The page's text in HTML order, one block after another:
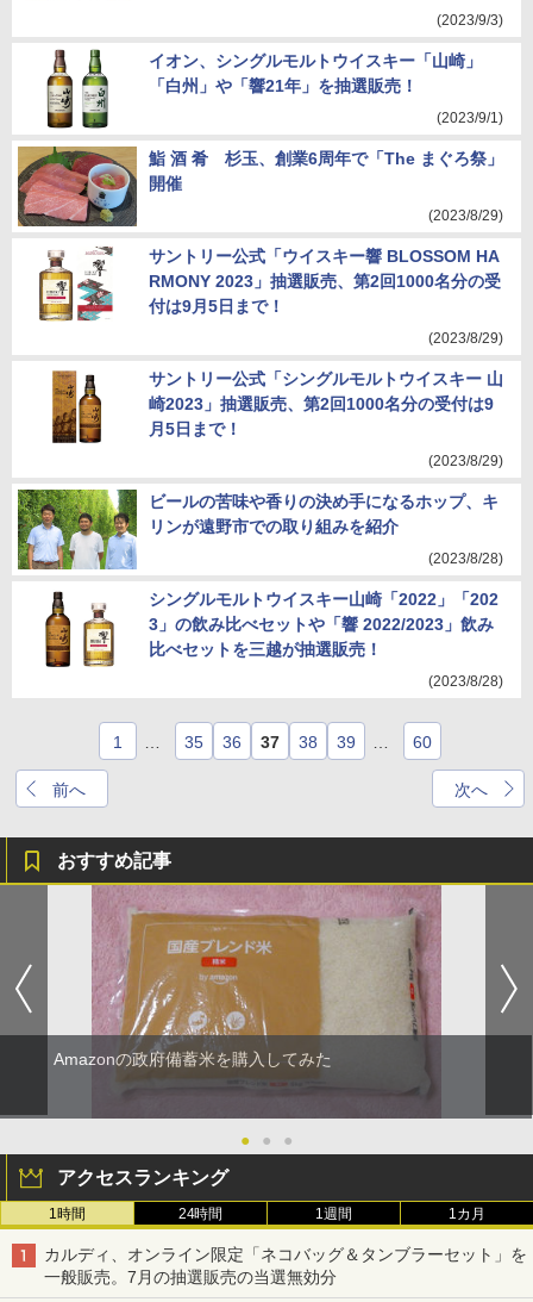
(2023/9/3)
イオン、シングルモルトウイスキー「山崎」
「白州」や「響21年」を抽選販売！
(2023/9/1)
鮨 酒 肴 杉玉、創業6周年で「The まぐろ祭」
開催
(2023/8/29)
サントリー公式「ウイスキー響 BLOSSOM HA
RMONY 2023」抽選販売、第2回1000名分の受
付は9月5日まで！
(2023/8/29)
サントリー公式「シングルモルトウイスキー 山
崎2023」抽選販売、第2回1000名分の受付は9
月5日まで！
(2023/8/29)
ビールの苦味や香りの決め手になるホップ、キ
リンが遠野市での取り組みを紹介
(2023/8/28)
シングルモルトウイスキー山崎「2022」「202
3」の飲み比べセットや「響 2022/2023」飲み
比べセットを三越が抽選販売！
(2023/8/28)
前へ
1 35 36 37 38 39 60
次へ
おすすめ記事
Amazonの政府備蓄米を購入してみた
● ● ●
アクセスランキング
1時間 24時間 1週間 1カ月
カルディ、オンライン限定「ネコバッグ＆タンブラーセット」を
一般販売。7月の抽選販売の当選無効分